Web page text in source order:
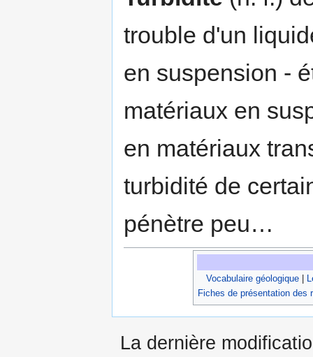
trouble d'un
en suspension -
matériaux en
en matériaux
turbidité de
pénètre peu…
Vocabulaire géologique|
Fiches de présentation des
La dernière